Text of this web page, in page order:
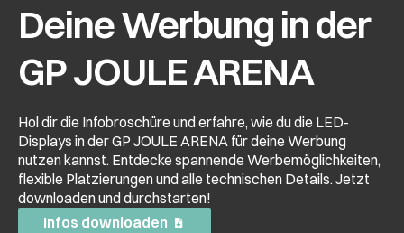
Deine Werbung in der
GP JOULE ARENA
Hol dir die Infobroschüre und erfahre, wie du die LED-
Displays in der GP JOULE ARENA für deine Werbung
nutzen kannst. Entdecke spannende Werbemöglichkeiten,
flexible Platzierungen und alle technischen Details. Jetzt
downloaden und durchstarten!
Infos downloaden